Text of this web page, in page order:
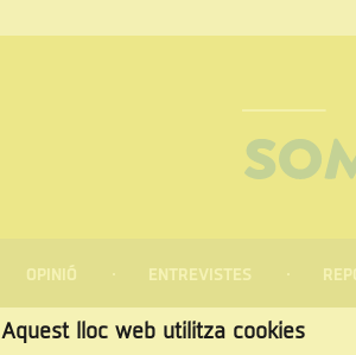
OPINIÓ ENTREVISTES
Aquest lloc web utilitza cookies